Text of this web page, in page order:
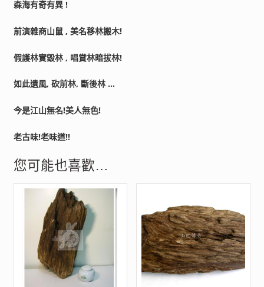
森海有奇有異 !
前演雜商山鼠 , 美名移林搬木!
假護林實毀林 , 唱賞林暗拔林!
如此遺風, 砍前林, 斷後林 …
今是江山無名!美人無色!
老古味!老味道!!
您可能也喜歡…